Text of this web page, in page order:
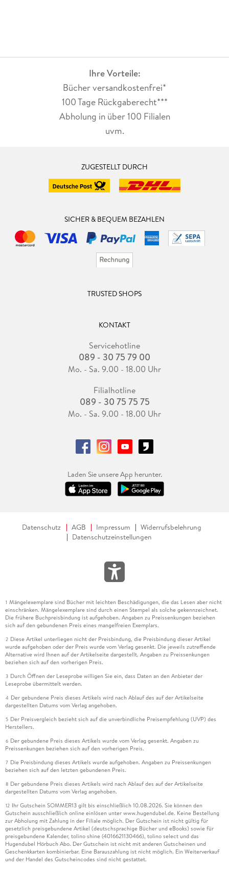
Ihre Vorteile:
Bücher versandkostenfrei*
100 Tage Rückgaberecht***
Abholung in über 100 Filialen
uvm.
ZUGESTELLT DURCH
SICHER & BEQUEM BEZAHLEN
TRUSTED SHOPS
KONTAKT
Servicehotline
089 - 30 75 79 00
Mo. - Sa. 9.00 - 18.00 Uhr
Filialhotline
089 - 30 75 75 75
Mo. - Sa. 9.00 - 18.00 Uhr
Laden Sie unsere App herunter.
Datenschutz AGB Impressum
Widerrufsbelehrung
Datenschutzeinstellungen
1 Mängelexemplare sind Bücher mit leichten Beschädigungen, die das Lesen aber nicht
einschränken. Mängelexemplare sind durch einen Stempel als solche gekennzeichnet.
Die frühere Buchpreisbindung ist aufgehoben. Angaben zu Preissenkungen beziehen
sich auf den gebundenen Preis eines mangelfreien Exemplars.
2 Diese Artikel unterliegen nicht der Preisbindung, die Preisbindung dieser Artikel
wurde aufgehoben oder der Preis wurde vom Verlag gesenkt. Die jeweils zutreffende
Alternative wird Ihnen auf der Artikelseite dargestellt. Angaben zu Preissenkungen
beziehen sich auf den vorherigen Preis.
3 Durch Öffnen der Leseprobe willigen Sie ein, dass Daten an den Anbieter der
Leseprobe übermittelt werden.
4 Der gebundene Preis dieses Artikels wird nach Ablauf des auf der Artikelseite
dargestellten Datums vom Verlag angehoben.
5 Der Preisvergleich bezieht sich auf die unverbindliche Preisempfehlung (UVP) des
Herstellers.
6 Der gebundene Preis dieses Artikels wurde vom Verlag gesenkt. Angaben zu
Preissenkungen beziehen sich auf den vorherigen Preis.
7 Die Preisbindung dieses Artikels wurde aufgehoben. Angaben zu Preissenkungen
beziehen sich auf den letzten gebundenen Preis.
8 Der gebundene Preis dieses Artikels wird nach Ablauf des auf der Artikelseite
dargestellten Datums vom Verlag angehoben.
12 Ihr Gutschein SOMMER13 gilt bis einschließlich 10.08.2026. Sie können den
Gutschein ausschließlich online einlösen unter www.hugendubel.de. Keine Bestellung
zur Abholung mit Zahlung in der Filiale möglich. Der Gutschein ist nicht gültig für
gesetzlich preisgebundene Artikel (deutschsprachige Bücher und eBooks) sowie für
preisgebundene Kalender, tolino shine (4016621130466), tolino select und das
Hugendubel Hörbuch Abo. Der Gutschein ist nicht mit anderen Gutscheinen und
Geschenkkarten kombinierbar. Eine Barauszahlung ist nicht möglich. Ein Weiterverkauf
und der Handel des Gutscheincodes sind nicht gestattet.